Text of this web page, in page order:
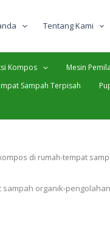
Tentang Kami
Kompos
Mesin
Sampah Terpisah
di rumah-tempat
organik-